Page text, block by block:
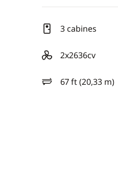
3 cabines
2x2636cv
motorisation
67 ft (20,33 m)
longueur